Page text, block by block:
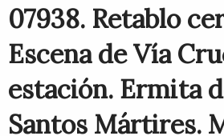
07938. Retablo
Escena de Vía
estación. Ermita
Santos Mártires.